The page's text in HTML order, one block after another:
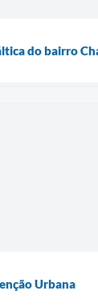
do bairro
Urbana